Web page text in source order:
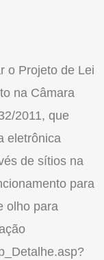
o Projeto de Lei
na Câmara
2011, que
eletrônica
de sítios na
para
olho para